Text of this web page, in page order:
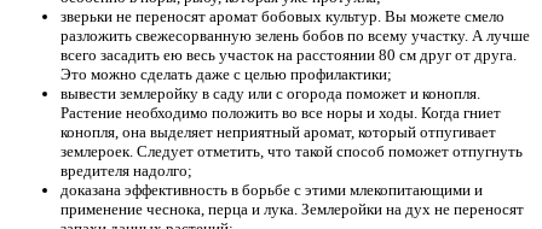
зверьки не переносят аромат бобовых культур. Вы можете смело
разложить свежесорванную зелень бобов по всему участку. А лучше
всего засадить ею весь участок на расстоянии 80 см друг от друга.
Это можно сделать даже с целью профилактики;
вывести землеройку в саду или с огорода поможет и конопля.
Растение необходимо положить во все норы и ходы. Когда гниет
конопля, она выделяет неприятный аромат, который отпугивает
землероек. Следует отметить, что такой способ поможет отпугнуть
вредителя надолго;
доказана эффективность в борьбе с этими млекопитающими и
применение чеснока, перца и лука. Землеройки на дух не переносят